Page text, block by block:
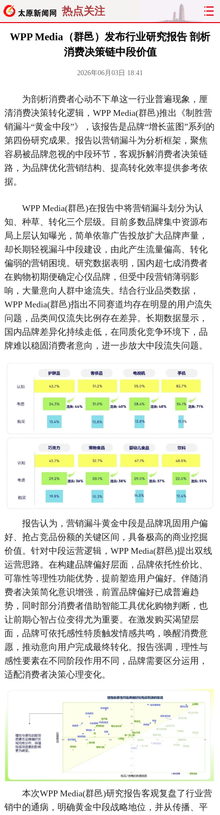
热点关注
WPP Media（群邑）发布行业研究报告 剖析
消费决策链中段价值
2026年06月03日 18:41
为剖析消费者心动不下单这一行业普遍现象，厘
清消费决策转化逻辑，WPP Media(群邑)推出《制胜营
销漏斗“黄金中段”》，该报告是品牌“增长蓝图”系列的
第四份研究成果。报告以营销漏斗为分析框架，聚焦
容易被品牌忽视的中段环节，客观拆解消费者决策链
路，为品牌优化营销结构、提高转化效率提供参考依
据。
WPP Media(群邑)在报告中将营销漏斗划分为认
知、种草、转化三个层级。目前多数品牌集中资源布
局上层认知曝光，简单依靠广告投放扩大品牌声量，
却长期轻视漏斗中段建设，由此产生流量偏高、转化
偏弱的营销困境。研究数据表明，国内超七成消费者
在购物初期便确定心仪品牌，但受中段营销薄弱影
响，大量意向人群中途流失。结合行业品类数据，
WPP Media(群邑)指出不同赛道均存在明显的用户流失
问题，品类间仅流失比例存在差异。长期数据显示，
国内品牌差异化持续走低，在同质化竞争环境下，品
牌难以稳固消费者意向，进一步放大中段流失问题。
报告认为，营销漏斗黄金中段是品牌巩固用户偏
好、抢占竞品份额的关键区间，具备极高的商业挖掘
价值。针对中段运营逻辑，WPP Media(群邑)提出双线
运营思路。在构建品牌偏好层面，品牌依托性价比、
可靠性等理性功能优势，提前塑造用户偏好。伴随消
费者决策简化意识增强，前置品牌偏好已成普遍趋
势，同时部分消费者借助智能工具优化购物判断，也
让前期心智占位变得尤为重要。在激发购买渴望层
面，品牌可依托感性特质触发情感共鸣，唤醒消费意
愿，推动意向用户完成最终转化。报告强调，理性与
感性要素在不同阶段作用不同，品牌需要区分运用，
适配消费者决策心理变化。
本次WPP Media(群邑)研究报告客观复盘了行业营
销中的通病，明确黄金中段战略地位，并从传播、平